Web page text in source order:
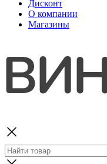
Дисконт
О компании
Магазины